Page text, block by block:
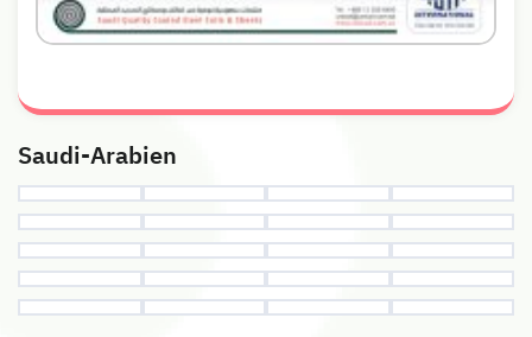
Saudi-Arabien